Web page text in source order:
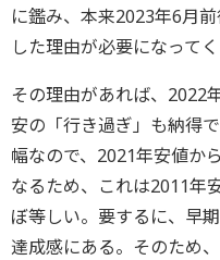
に鑑み、本来2023年6月
した理由が必要になってく
その理由があれば、2022
安の「行き過ぎ」も納得
幅なので、2021年安値か
なるため、これは2011年
ぼ等しい。要するに、早
達成感にある。そのため